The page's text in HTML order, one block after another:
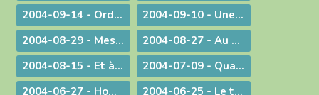
2004-09-14 - Ordination sacerdotale à la Chartreuse de Portes
2004-09-10 - Une année eucharistique, 2005
2004-08-29 - Message aux catholiques de Bourg et des environs
2004-08-27 - Au seuil de la nouvelle année pastorale
2004-08-15 - Et à l'heure de notre mort
2004-07-09 - Quand Dieu est reconduit à la frontière
2004-06-27 - Homélie pour les ordinations
2004-06-25 - Le temps des changements